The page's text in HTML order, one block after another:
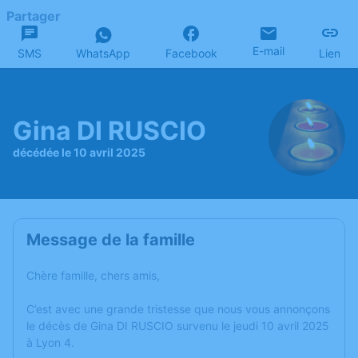
Partager
SMS WhatsApp Facebook E-mail Lien
Gina DI RUSCIO
décédée le 10 avril 2025
Message de la famille
Chère famille, chers amis,
C’est avec une grande tristesse que nous vous annonçons
le décès de Gina DI RUSCIO survenu le jeudi 10 avril 2025
à Lyon 4.